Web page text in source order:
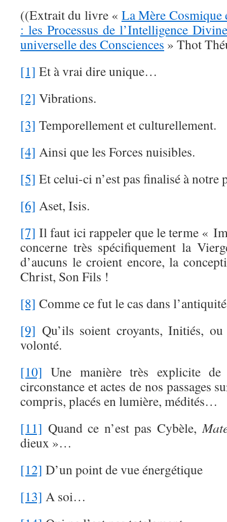
((Extrait du livre « La Mère
: les Processus de l’Intelligence
universelle des Consciences » Thot
[1] Et à vrai dire unique…
[2] Vibrations.
[3] Temporellement et culturellement.
[4] Ainsi que les Forces nuisibles.
[5] Et celui-ci n’est pas finalisé à notre
[6] Aset, Isis.
[7] Il faut ici rappeler que le terme «
concerne très spécifiquement la
d’aucuns le croient encore, la
Christ, Son Fils !
[8] Comme ce fut le cas dans
[9] Qu’ils soient croyants, Initiés,
volonté.
[10] Une manière très explicite de
circonstance et actes de nos passages
compris, placés en lumière, médités…
[11] Quand ce n’est pas Cybèle,
dieux »…
[12] D’un point de vue énergétique
[13] A soi…